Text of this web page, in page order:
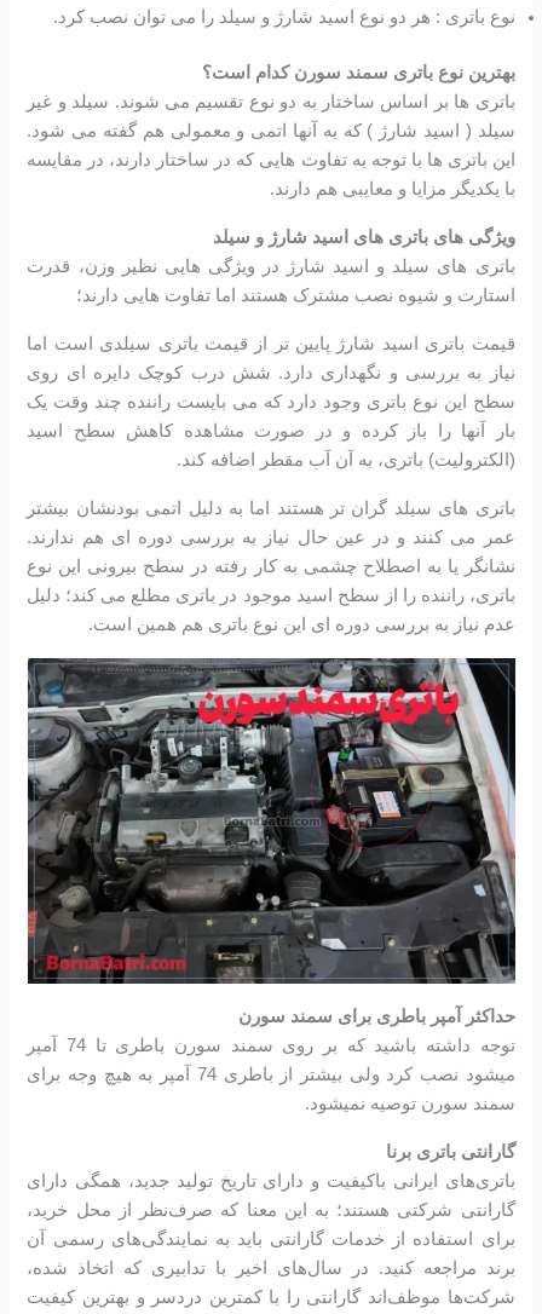
نوع باتری : هر دو نوع اسید شارژ و سیلد را می توان نصب کرد.
بهترین نوع باتری سمند سورن کدام است؟
باتری ها بر اساس ساختار به دو نوع تقسیم می شوند. سیلد و غیر
سیلد ( اسید شارژ ) که به آنها اتمی و معمولی هم گفته می شود.
این باتری ها با توجه به تفاوت هایی که در ساختار دارند، در مقایسه
با یکدیگر مزایا و معایبی هم دارند.
ویژگی های باتری های اسید شارژ و سیلد
باتری های سیلد و اسید شارژ در ویژگی هایی نظیر وزن، قدرت
استارت و شیوه نصب مشترک هستند اما تفاوت هایی دارند؛
قیمت باتری اسید شارژ پایین تر از قیمت باتری سیلدی است اما
نیاز به بررسی و نگهداری دارد. شش درب کوچک دایره ای روی
سطح این نوع باتری وجود دارد که می بایست راننده چند وقت یک
بار آنها را باز کرده و در صورت مشاهده کاهش سطح اسید
(الکترولیت) باتری، به آن آب مقطر اضافه کند.
باتری های سیلد گران تر هستند اما به دلیل اتمی بودنشان بیشتر
عمر می کنند و در عین حال نیاز به بررسی دوره ای هم ندارند.
نشانگر یا به اصطلاح چشمی به کار رفته در سطح بیرونی این نوع
باتری، راننده را از سطح اسید موجود در باتری مطلع می کند؛ دلیل
عدم نیاز به بررسی دوره ای این نوع باتری هم همین است.
حداکثر آمپر باطری برای سمند سورن
توجه داشته باشید که بر روی سمند سورن باطری تا 74 آمپر
میشود نصب کرد ولی بیشتر از باطری 74 آمپر به هیچ وجه برای
سمند سورن توصیه نمیشود.
گارانتی باتری برنا
باتری‌های ایرانی باکیفیت و دارای تاریخ تولید جدید، همگی دارای
گارانتی شرکتی هستند؛ به این معنا که صرف‌نظر از محل خرید،
برای استفاده از خدمات گارانتی باید به نمایندگی‌های رسمی آن
برند مراجعه کنید. در سال‌های اخیر با تدابیری که اتخاذ شده،
شرکت‌ها موظف‌اند گارانتی را با کمترین دردسر و بهترین کیفیت